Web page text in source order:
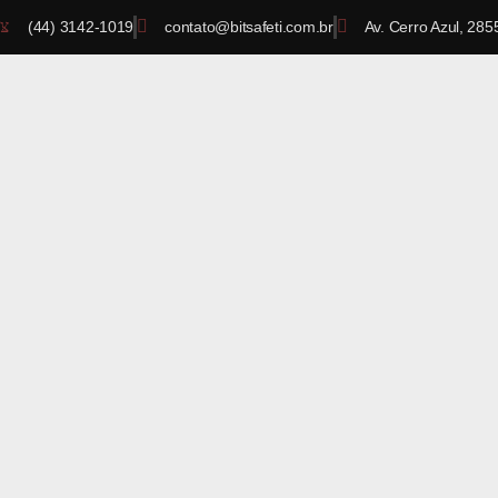
(44) 3142-1019 contato@bitsafeti.com.br Av. Cerro Azul,